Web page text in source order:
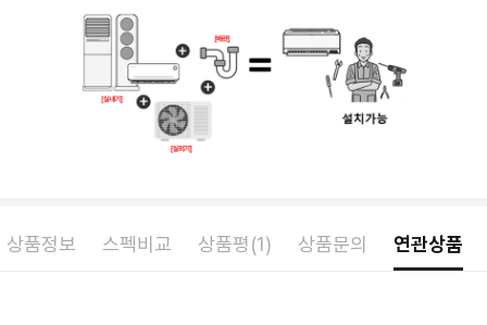
상품정보 스펙비교 상품평(1) 상품문의 연관상품